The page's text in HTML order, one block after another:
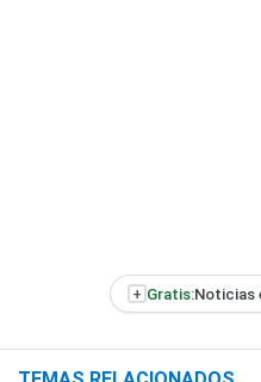
+ Gratis:Noticias